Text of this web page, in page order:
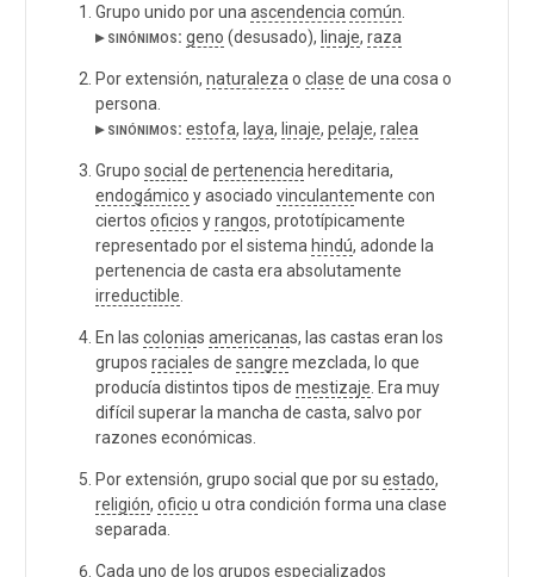
Grupo unido por una ascendencia común
▸ sinónimos: geno (desusado), linaje, raza
Por extensión, naturaleza o clase de una cosa o
persona.
▸ sinónimos: estofa, laya, linaje, pelaje, ralea
Grupo social de pertenencia hereditaria,
endogámico y asociado vinculantemente con
ciertos oficios yrangos, prototípicamente
representado por el sistema hindú, adonde la
pertenencia de casta era absolutamente
irreductible
En las colonias americanas, las castas eran los
grupos racial es de sangre mezclada, lo que
producía distintos tipos de mestizaje . Era muy
difícil superar la mancha de casta, salvo por
razones económicas.
Por extensión, grupo social que por su estado,
religión, oficio u otra condición forma una clase
separada.
Cada uno de los grupos especializados